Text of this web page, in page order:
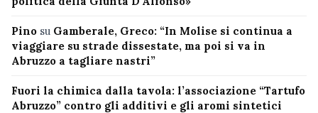
Pino su Gamberale, Greco: “In Molise si continua a
viaggiare su strade dissestate, ma poi si va in
Abruzzo a tagliare nastri”
Fuori la chimica dalla tavola: l’associazione “Tartufo
Abruzzo” contro gli additivi e gli aromi sintetici